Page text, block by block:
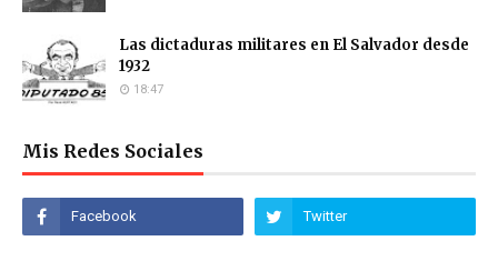
Las dictaduras militares en El Salvador desde
1932
18:47
Mis Redes Sociales